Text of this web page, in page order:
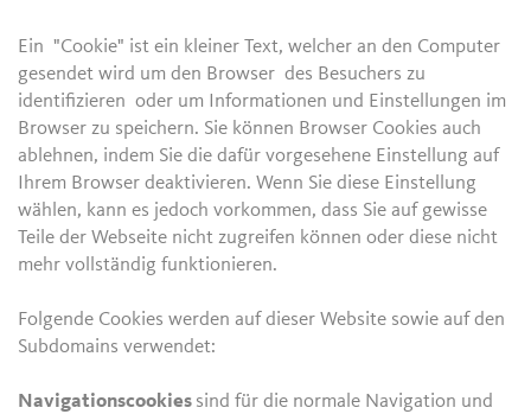
Ein "Cookie" ist ein kleiner Text, welcher an den Computer
gesendet wird um den Browser des Besuchers zu
identifizieren oder um Informationen und Einstellungen im
Browser zu speichern. Sie können Browser Cookies auch
ablehnen, indem Sie die dafür vorgesehene Einstellung auf
Ihrem Browser deaktivieren. Wenn Sie diese Einstellung
wählen, kann es jedoch vorkommen, dass Sie auf gewisse
Teile der Webseite nicht zugreifen können oder diese nicht
mehr vollständig funktionieren.
Folgende Cookies werden auf dieser Website sowie auf den
Subdomains verwendet:
Navigationscookies sind für die normale Navigation und